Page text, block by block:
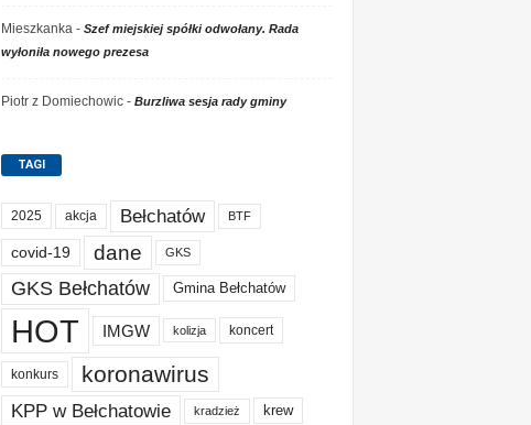
Mieszkanka- Szef miejskiej spółki odwołany. Rada
wyłoniła nowego prezesa
Piotr z Domiechowic- Burzliwa sesja rady gminy
TAGI
2025 akcja Bełchatów BTF
covid-19 dane GKS
GKS Bełchatów Gmina Bełchatów
HOT IMGW kolizja koncert
konkurs koronawirus
KPP w Bełchatowie kradzież krew